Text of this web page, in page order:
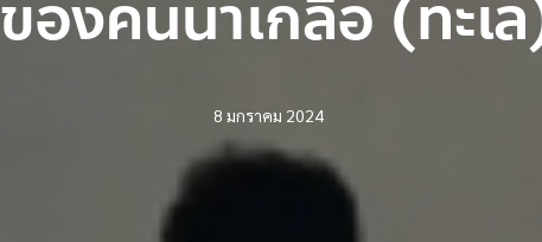
ของคนนาเกลือ (ทะเ
8 มกราคม 2024